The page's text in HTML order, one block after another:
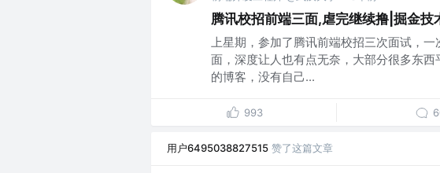
腾讯校招前端三面,虐完继续撸|掘金技
上星期，参加了腾讯前端校招三次面试，
面，深度让人也有点无奈，大部分很多东
的博客，没有自己...
993
用户6495038827515 赞了这篇文章